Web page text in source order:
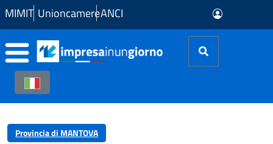
Skip to Main Content
MIMIT UnioncamereANCI
Provincia di MANTOVA